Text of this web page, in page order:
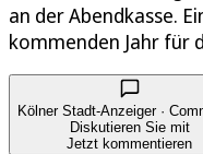
an der Abendkasse.
kommenden Jahr für
Kölner Stadt-Anzeiger ·
Diskutieren Sie mit
Jetzt kommentieren